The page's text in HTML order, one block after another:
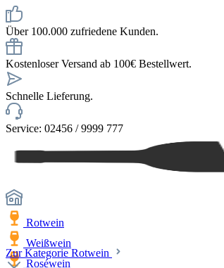
Über 100.000 zufriedene Kunden.
Kostenloser Versand ab 100€ Bestellwert.
Schnelle Lieferung.
Service: 02456 / 9999 777
Rotwein
Weißwein
Roséwein
Zur Kategorie Rotwein